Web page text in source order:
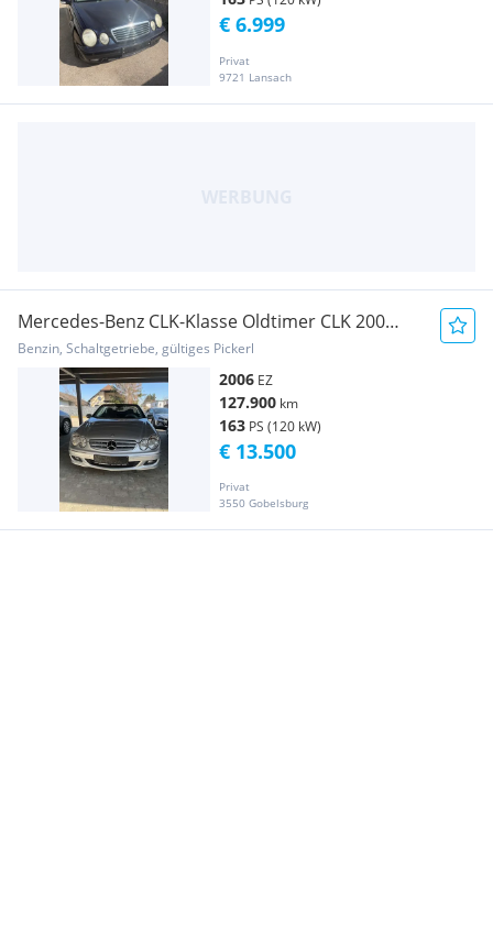
Privat
9721 Lansach
€ 6.999
Mercedes-Benz CLK-Klasse Oldtimer CLK 200
Kompressor Cabrio Elegance
Benzin, Schaltgetriebe, gültiges Pickerl
2006 EZ
127.900 km
163 PS (120 kW)
Privat
3550 Gobelsburg
€ 13.500